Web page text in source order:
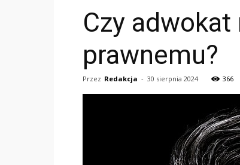
Czy
prawnemu?
Przez Redakcja - 30 sierpnia 2024 366